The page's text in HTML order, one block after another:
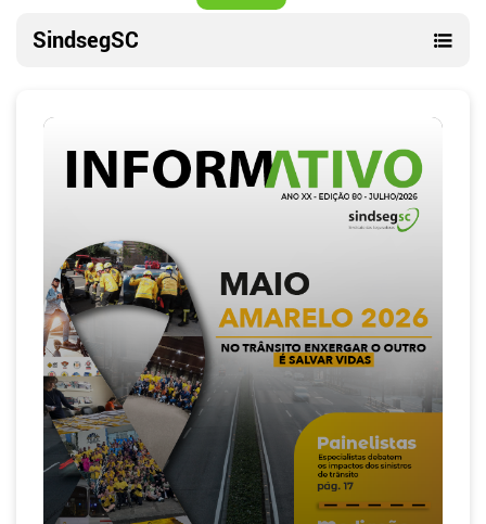
SindsegSC